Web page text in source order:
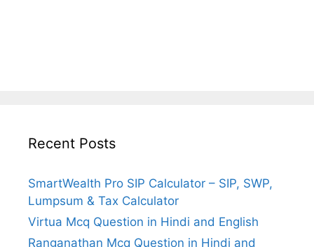
Recent Posts
SmartWealth Pro SIP Calculator – SIP, SWP,
Lumpsum & Tax Calculator
Virtua Mcq Question in Hindi and English
Ranganathan Mcq Question in Hindi and